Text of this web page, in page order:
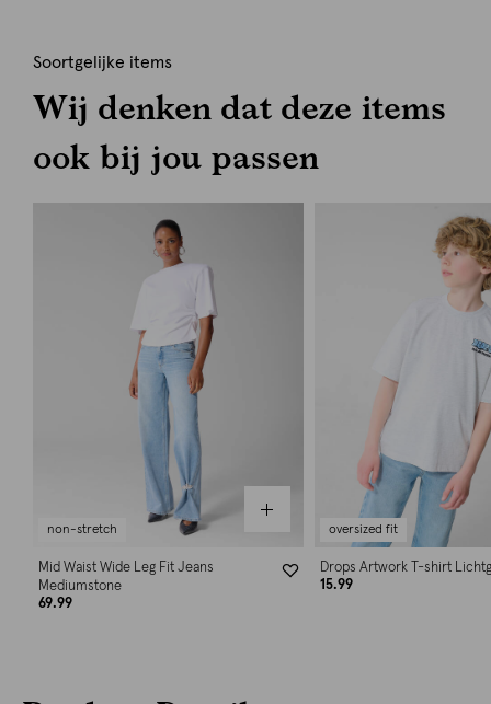
Soortgelijke items
Wij denken dat deze items
ook bij jou passen
non-stretch
Mid Waist Wide Leg Fit Jeans
Mediumstone
69.99
oversized fit
Drops Artwork T-shirt
15.99